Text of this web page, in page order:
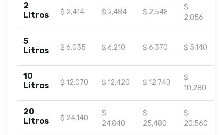
2
Litros
$ 2,414 $ 2,484 $ 2,548
$
2,056
5
Litros
$ 6,035 $ 6,210 $ 6,370 $ 5,140
10
Litros
$ 12,070 $ 12,420 $ 12,740
$
10,280
20
Litros
$ 24,140
$
24,840
$
25,480
$
20,560